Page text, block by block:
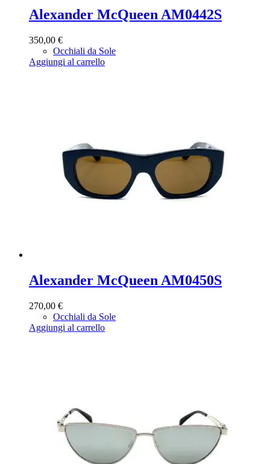
Alexander McQueen AM0442S
350,00 €
Occhiali da Sole
Aggiungi al carrello
Alexander McQueen AM0450S
270,00 €
Occhiali da Sole
Aggiungi al carrello